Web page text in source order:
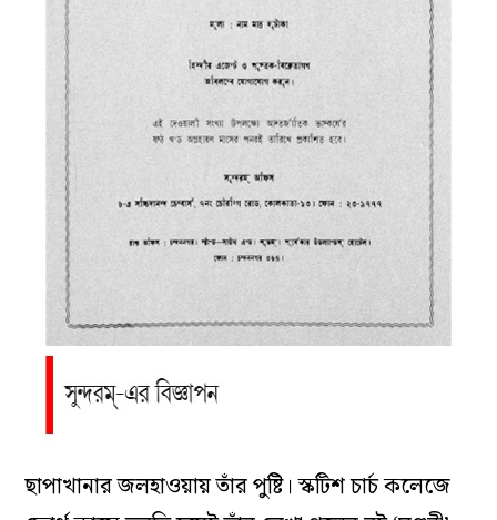
ছাপাখানার জলহাওয়ায় তাঁর পুষ্টি। স্কটিশ চার্চ কলেজে